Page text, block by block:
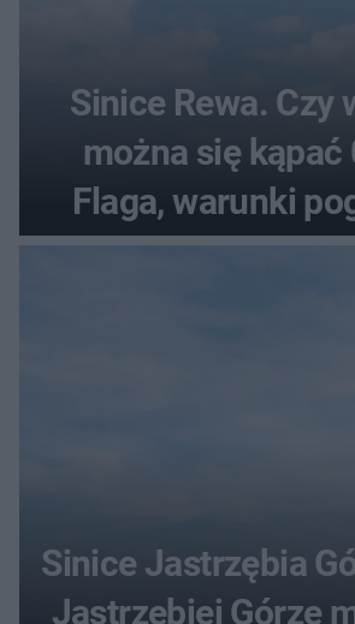
Sinice Rewa. Czy
można się kąpać
Flaga, warunki
Sinice Jastrzębia
Jastrzębiej Górze